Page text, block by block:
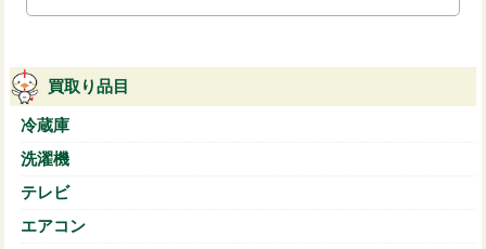
買取り品目
冷蔵庫
洗濯機
テレビ
エアコン